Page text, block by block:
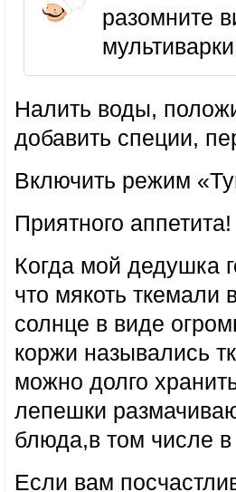
разомните
Налить воды,
добавить специи,
Включить режим
Приятного аппетита!
Когда мой дедушка
что мякоть ткемали
солнце в виде
коржи назывались
можно долго
лепешки
блюда,в том числе в
Если вам